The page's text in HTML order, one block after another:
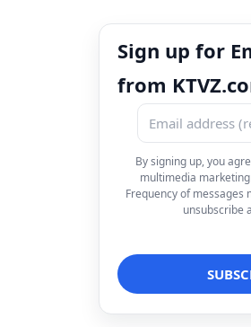
Sign up for
from
By signing up, you
multimedia
Frequency of messages
unsubscribe